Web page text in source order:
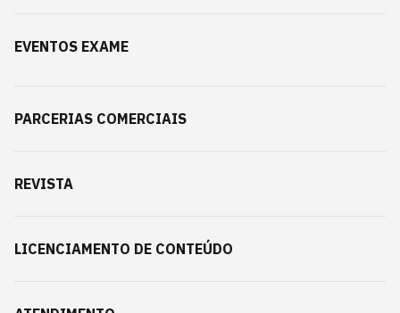
EVENTOS EXAME
PARCERIAS COMERCIAIS
REVISTA
LICENCIAMENTO DE CONTEÚDO